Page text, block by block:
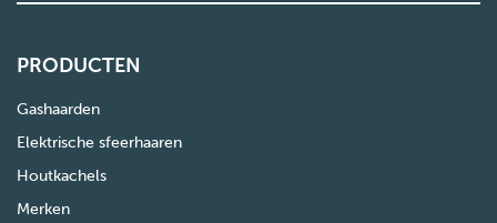
PRODUCTEN
Gashaarden
Elektrische sfeerhaaren
Houtkachels
Merken